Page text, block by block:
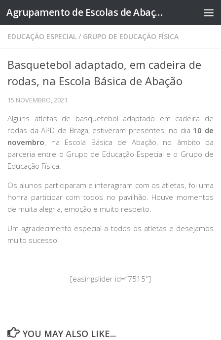
Skip to content Agrupamento de Escolas de Abação
EDUCAÇÃO ESPECIAL / GRUPO DE EDUCAÇÃO FÍSICA
Basquetebol adaptado, em cadeira de
rodas, na Escola Básica de Abação
15 NOVEMBRO, 2021
Alguns atletas de basquetebol adaptado em cadeira de
rodas da APD de Braga, estiveram presentes, no dia 10 de
novembro, na Escola Básica de Abação, no âmbito da
parceria entre o Grupo de Educação Especial e o Grupo de
Educação Física.
Os alunos participaram e interagiram com os atletas, foi uma
honra participar com todos no pavilhão. Houve momentos
de muita alegria, emoção e muito respeito.
Um agradecimento especial a todos os atletas e desejamos
muito sucesso!
[easingslider id=”7515″]
YOU MAY ALSO LIKE...